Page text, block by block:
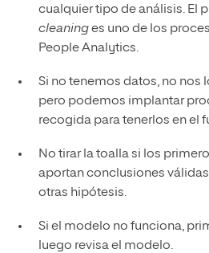
cualquier tipo de análisis. El
cleaninges uno de los
People Analytics.
Si no tenemos datos, no nos
pero podemos implantar
recogida para tenerlos en el
No tirar la toalla si los
aportan conclusiones
otras hipótesis.
Si el modelo no funciona,
luego revisa el modelo.